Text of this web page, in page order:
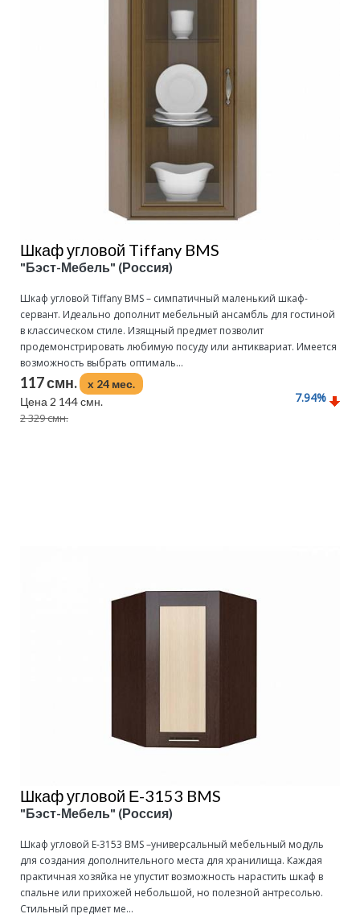
Шкаф угловой Tiffany BMS
"Бэст-Мебель" (Россия)
Шкаф угловой Tiffany BMS – симпатичный маленький шкаф-
сервант. Идеально дополнит мебельный ансамбль для гостиной
в классическом стиле. Изящный предмет позволит
продемонстрировать любимую посуду или антиквариат. Имеется
возможность выбрать оптималь...
117 смн.
x 24 мес.
Цена 2 144 смн.
2 329 смн.
7.94%
Шкаф угловой Е-3153 BMS
"Бэст-Мебель" (Россия)
Шкаф угловой Е-3153 BMS –универсальный мебельный модуль
для создания дополнительного места для хранилища. Каждая
практичная хозяйка не упустит возможность нарастить шкаф в
спальне или прихожей небольшой, но полезной антресолью.
Стильный предмет ме...